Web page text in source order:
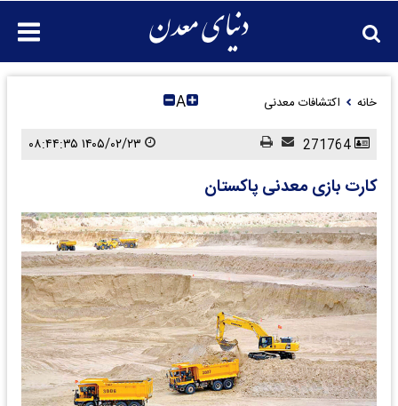
خانه اکتشافات معدنی A
کارت بازی معدنی پاکستان